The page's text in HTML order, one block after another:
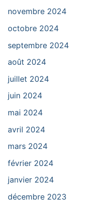
novembre 2024
octobre 2024
septembre 2024
août 2024
juillet 2024
juin 2024
mai 2024
avril 2024
mars 2024
février 2024
janvier 2024
décembre 2023